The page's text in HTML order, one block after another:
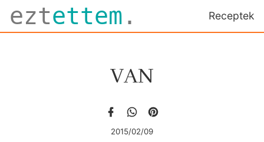
eztettem . Receptek
VAN
2015/02/09